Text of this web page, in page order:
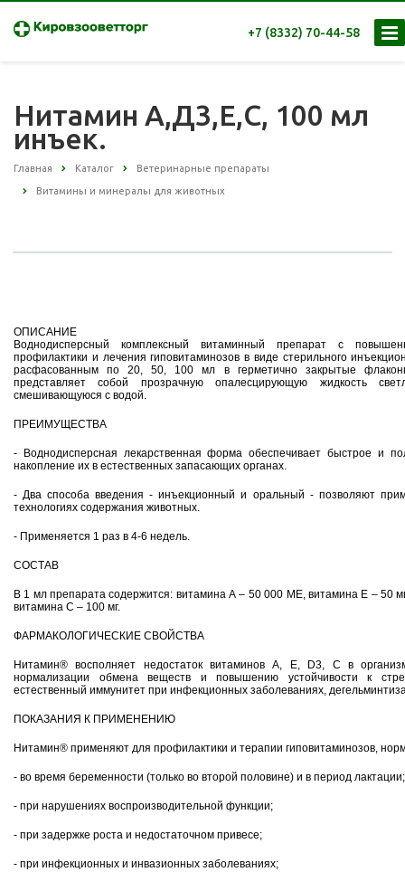
+7 (8332) 70-44-58
Нитамин А,Д3,Е,С, 100 мл
инъек.
Главная Каталог Ветеринарные препараты
Витамины и минералы для животных
ОПИСАНИЕ
Воднодисперсный комплексный витаминный препарат с
профилактики и лечения гиповитаминозов в виде стерильного
расфасованным по 20, 50, 100 мл в герметично закрытые
представляет собой прозрачную опалесцирующую жидкость
смешивающуюся с водой.
ПРЕИМУЩЕСТВА
- Воднодисперсная лекарственная форма обеспечивает быстрое и
накопление их в естественных запасающих органах.
- Два способа введения - инъекционный и оральный - позволяют
технологиях содержания животных.
- Применяется 1 раз в 4-6 недель.
СОСТАВ
В 1 мл препарата содержится: витамина А – 50 000 МЕ, витамина Е – 50
витамина С – 100 мг.
ФАРМАКОЛОГИЧЕСКИЕ СВОЙСТВА
Нитамин® восполняет недостаток витаминов А, Е, D3, С в
нормализации обмена веществ и повышению устойчивости к
естественный иммунитет при инфекционных заболеваниях,
ПОКАЗАНИЯ К ПРИМЕНЕНИЮ
Нитамин® применяют для профилактики и терапии гиповитаминозов,
- во время беременности (только во второй половине) и в период лактации;
- при нарушениях воспроизводительной функции;
- при задержке роста и недостаточном привесе;
- при инфекционных и инвазионных заболеваниях;